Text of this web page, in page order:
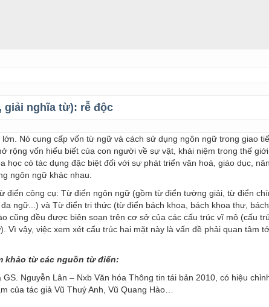
giải nghĩa từ): rễ độc
Nó cung cấp vốn từ ngữ và cách sử dụng ngôn ngữ trong giao
rộng vốn hiểu biết của con người về sự vật, khái niệm trong thế
học có tác dụng đặc biệt đối với sự phát triển văn hoá, giáo dục,
ngôn ngữ khác nhau.
điển công cụ: Từ điển ngôn ngữ (gồm từ điển tường giải, từ điển
ngữ...) và Từ điển tri thức (từ điển bách khoa, bách khoa thư,
cũng đều được biên soạn trên cơ sở của các cấu trúc vĩ mô (cấu
Vì vậy, việc xem xét cấu trúc hai mặt này là vấn đề phải quan tâm
khảo từ các nguồn từ điển:
Nguyễn Lân – Nxb Văn hóa Thông tin tái bản 2010, có hiệu
của tác giả Vũ Thuý Anh, Vũ Quang Hào…